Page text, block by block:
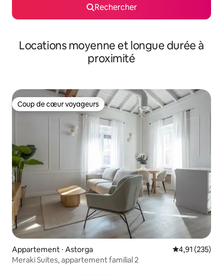
Rechercher
Locations moyenne et longue durée à
proximité
Coup de cœur voyageurs
Coup de cœur voyageurs
Appartement ⋅ Astorga Évaluation
4,91 (235)
Meraki Suites, appartement familial 2